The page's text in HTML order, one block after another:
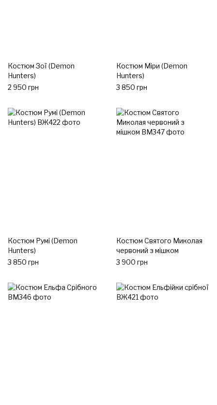
Костюм Зої (Demon
Hunters)
2 950 грн
Костюм Міри (Demon
Hunters)
3 850 грн
Костюм Румі (Demon
Hunters)
3 850 грн
Костюм Святого Миколая
червоний з мішком
3 900 грн